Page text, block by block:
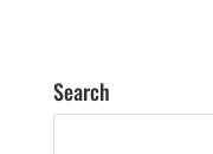
Search